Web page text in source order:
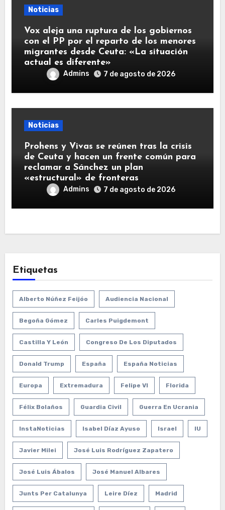
Noticias
Vox aleja una ruptura de los gobiernos
con el PP por el reparto de los menores
migrantes desde Ceuta: «La situación
actual es diferente»
Admins 7 de agosto de 2026
Noticias
Prohens y Vivas se reúnen tras la crisis
de Ceuta y hacen un frente común para
reclamar a Sánchez un plan
«estructural» de fronteras
Admins 7 de agosto de 2026
Etiquetas
Alberto Núñez Feijóo Audiencia Nacional
Begoña Gómez Carles Puigdemont
Castilla Y León Congreso De Los Diputados
Donald Trump España España Noticias
Europa Extremadura Felipe VI Florida
Félix Bolaños Guardia Civil Guerra En Ucrania
InstaNoticias Isabel Díaz Ayuso Israel IU
Javier Milei José Luis Rodríguez Zapatero
José Luis Ábalos José Manuel Albares
Junts Per Catalunya Leire Díez Madrid